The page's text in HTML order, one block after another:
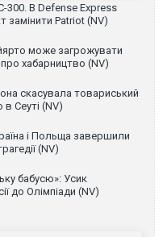
300. В Defense Express
замінити Patriot (NV)
може загрожувати
хабарництво (NV)
скасувала товариський
Сеуті (NV)
і Польща завершили
(NV)
бабусю»: Усик
до Олімпіади (NV)